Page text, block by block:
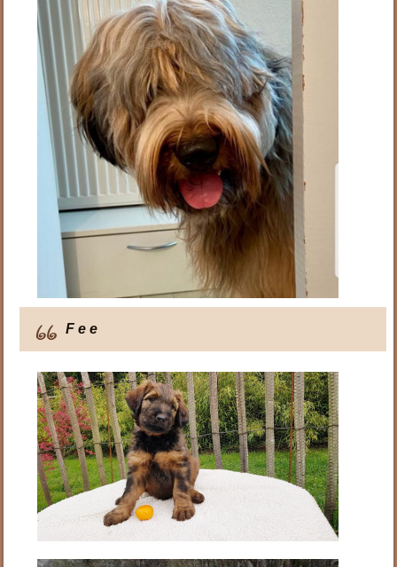
F e e